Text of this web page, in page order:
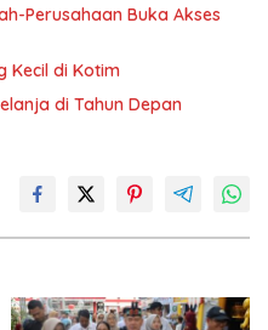
Perusahaan Buka Akses
Kecil di Kotim
di Tahun Depan